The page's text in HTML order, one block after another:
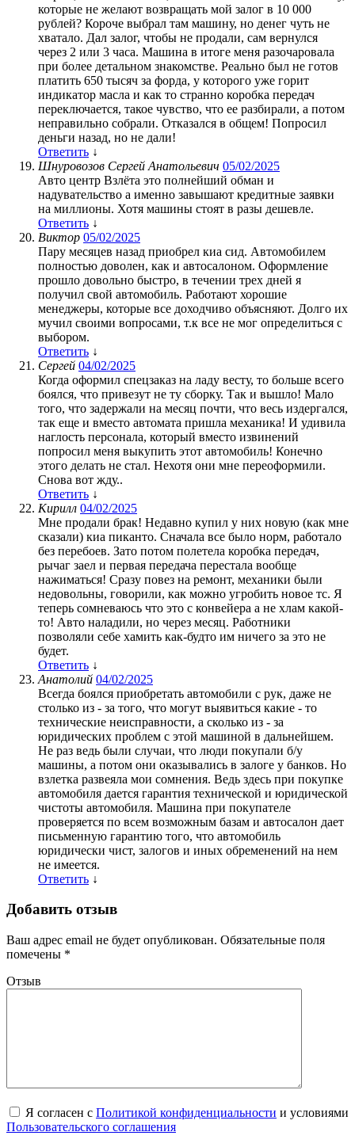
которые не желают возвращать мой залог в 10 000
рублей? Короче выбрал там машину, но денег чуть не
хватало. Дал залог, чтобы не продали, сам вернулся
через 2 или 3 часа. Машина в итоге меня разочаровала
при более детальном знакомстве. Реально был не готов
платить 650 тысяч за форда, у которого уже горит
индикатор масла и как то странно коробка передач
переключается, такое чувство, что ее разбирали, а потом
неправильно собрали. Отказался в общем! Попросил
деньги назад, но не дали!
Ответить ↓
Шнуровозов Сергей Анатольевич 05/02/2025
Авто центр Взлёта это полнейший обман и
надувательство а именно завышают кредитные заявки
на миллионы. Хотя машины стоят в разы дешевле.
Ответить ↓
Виктор 05/02/2025
Пару месяцев назад приобрел киа сид. Автомобилем
полностью доволен, как и автосалоном. Оформление
прошло довольно быстро, в течении трех дней я
получил свой автомобиль. Работают хорошие
менеджеры, которые все доходчиво объясняют. Долго их
мучил своими вопросами, т.к все не мог определиться с
выбором.
Ответить ↓
Сергей 04/02/2025
Когда оформил спецзаказ на ладу весту, то больше всего
боялся, что привезут не ту сборку. Так и вышло! Мало
того, что задержали на месяц почти, что весь издергался,
так еще и вместо автомата пришла механика! И удивила
наглость персонала, который вместо извинений
попросил меня выкупить этот автомобиль! Конечно
этого делать не стал. Нехотя они мне переоформили.
Снова вот жду..
Ответить ↓
Кирилл 04/02/2025
Мне продали брак! Недавно купил у них новую (как мне
сказали) киа пиканто. Сначала все было норм, работало
без перебоев. Зато потом полетела коробка передач,
рычаг заел и первая передача перестала вообще
нажиматься! Сразу повез на ремонт, механики были
недовольны, говорили, как можно угробить новое тс. Я
теперь сомневаюсь что это с конвейера а не хлам какой-
то! Авто наладили, но через месяц. Работники
позволяли себе хамить как-будто им ничего за это не
будет.
Ответить ↓
Анатолий 04/02/2025
Всегда боялся приобретать автомобили с рук, даже не
столько из - за того, что могут выявиться какие - то
технические неисправности, а сколько из - за
юридических проблем с этой машиной в дальнейшем.
Не раз ведь были случаи, что люди покупали б/у
машины, а потом они оказывались в залоге у банков. Но
взлетка развеяла мои сомнения. Ведь здесь при покупке
автомобиля дается гарантия технической и юридической
чистоты автомобиля. Машина при покупателе
проверяется по всем возможным базам и автосалон дает
письменную гарантию того, что автомобиль
юридически чист, залогов и иных обременений на нем
не имеется.
Ответить ↓
Добавить отзыв
Ваш адрес email не будет опубликован. Обязательные поля
помечены *
Отзыв
Я согласен с Политикой конфиденциальности и условиями
Пользовательского соглашения